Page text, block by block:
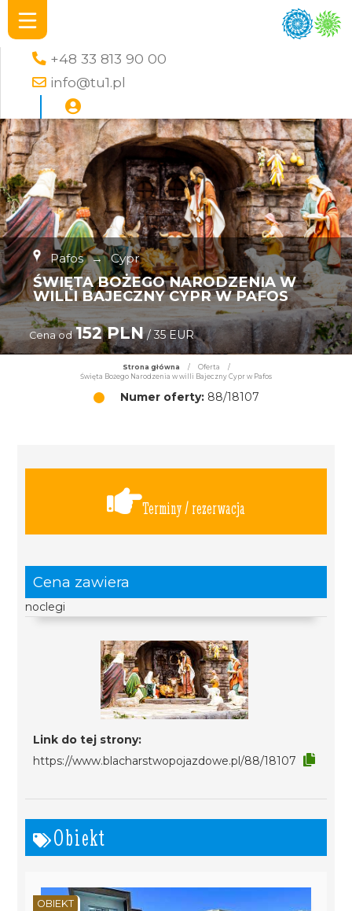
+48 33 813 90 00
info@tu1.pl
Pafos → Cypr
ŚWIĘTA BOŻEGO NARODZENIA W
WILLI BAJECZNY CYPR W PAFOS
Cena od 152 PLN/ 35 EUR
Strona główna / Oferta
/
Święta Bożego Narodzenia w willi Bajeczny Cypr w Pafos
Numer oferty:88/18107
Terminy / rezerwacja
Cena zawiera
noclegi
Link do tej strony:
https://www.blacharstwopojazdowe.pl/88/18107
Obiekt
OBIEKT